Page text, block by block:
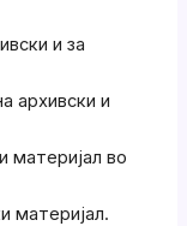
и за
архивски и
материјал во
материјал.